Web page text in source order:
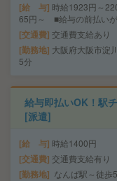
給 与 時給1923円～
65円～ ■給与の前払い
交通費 交通費支給あり
勤務地 大阪府大阪市淀
5分
給与即払いOK！駅
[派遣]
給 与 時給1400円
交通費 交通費支給有り
勤務地 なんば駅～徒